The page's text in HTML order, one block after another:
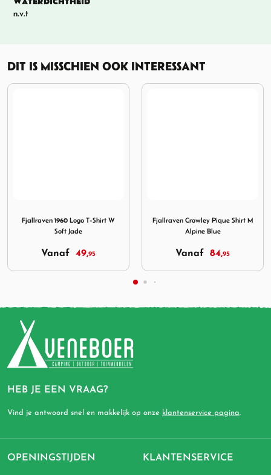
WATERDICHTHEID
n.v.t
DIT IS MISSCHIEN OOK INTERESSANT
1960 Logo T-Shirt W
49,95
Fjallraven Crowley Pique Shirt M
84,95
HEB JE EEN VRAAG?
Vind je antwoord snel en makkelijk op onze klantenservice pagina.
OPENINGSTIJDEN KLANTENSERVICE